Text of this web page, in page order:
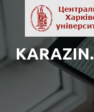
KARAZIN.